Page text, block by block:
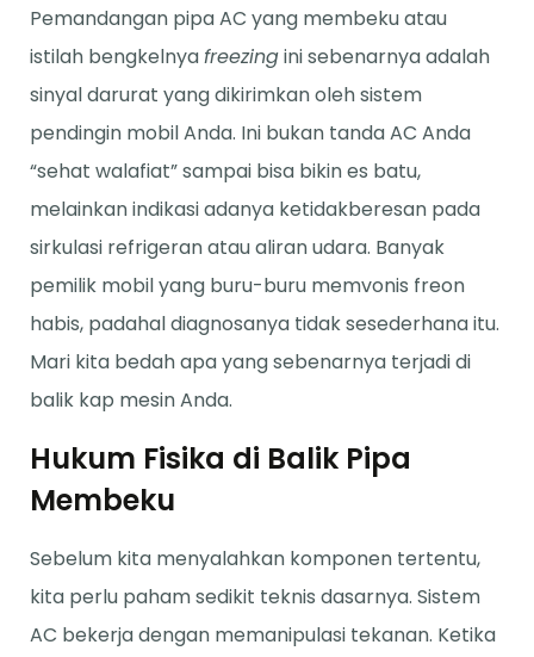
Pemandangan pipa AC yang membeku atau
istilah bengkelnyafreezingini sebenarnya adalah
sinyal darurat yang dikirimkan oleh sistem
pendingin mobil Anda. Ini bukan tanda AC Anda
“sehat walafiat” sampai bisa bikin es batu,
melainkan indikasi adanya ketidakberesan pada
sirkulasi refrigeran atau aliran udara. Banyak
pemilik mobil yang buru-buru memvonis freon
habis, padahal diagnosanya tidak sesederhana itu.
Mari kita bedah apa yang sebenarnya terjadi di
balik kap mesin Anda.
Hukum Fisika di Balik Pipa
Membeku
Sebelum kita menyalahkan komponen tertentu,
kita perlu paham sedikit teknis dasarnya. Sistem
AC bekerja dengan memanipulasi tekanan. Ketika